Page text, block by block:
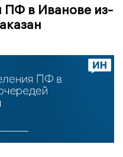
ПФ в Иванове из-